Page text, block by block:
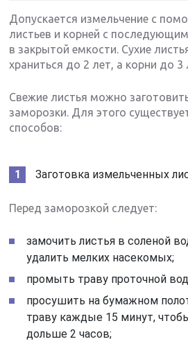
Допускается измельчение с
листьев и корней с
в закрытой емкости. Сухие
храниться до 2 лет, а корни до 3
Свежие листья можно
заморозки. Для этого
способов:
Заготовка измельченных
Перед заморозкой следует:
замочить листья в соленой
удалить мелких насекомых;
промыть траву проточной
просушить на бумажном
траву каждые 15 минут,
дольше 2 часов;